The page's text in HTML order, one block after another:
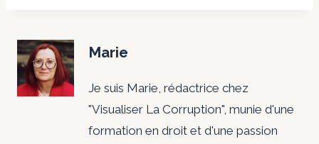
Marie
Je suis Marie, rédactrice chez
"Visualiser La Corruption", munie d'une
formation en droit et d'une passion